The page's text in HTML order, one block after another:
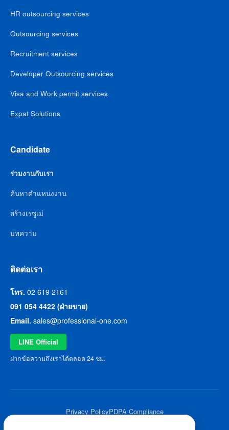
HR outsourcing services
Outsourcing services
Recruitment services
Developer Outsourcing services
Visa and Work permit services
Expat Solutions
Candidate
ร่วมงานกับเรา
ค้นหาตำแหน่งงาน
สร้างเรซูเม่
บทความ
ติดต่อเรา
โทร. 02 619 2161
091 054 4422 (ฝ่ายขาย)
Email. sales@professional-one.com
LINE Official
ฝากข้อความถึงเราได้ตลอด 24 ชม.
Privacy PolicyPDPA Compliance